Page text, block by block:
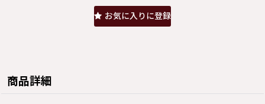
お気に入りに登録
商品詳細